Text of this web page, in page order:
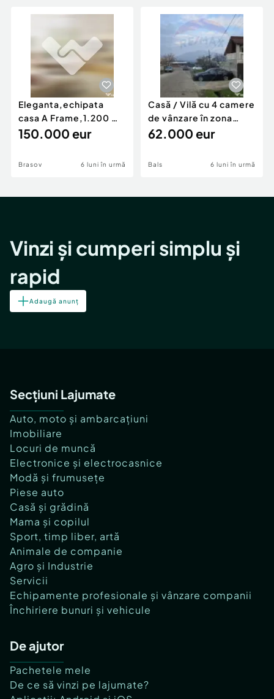
Eleganta,echipata
casa A Frame,1.200 mp
teren,deschidere Pia
150.000 eur
Brasov 6 luni în urmă
Casă / Vilă cu 4 camere
de vânzare în zona
Periferie
62.000 eur
Bals 6 luni în urmă
Vinzi și cumperi simplu și
rapid
Adaugă anunț
Secțiuni Lajumate
Auto, moto și ambarcațiuni
Imobiliare
Locuri de muncă
Electronice și electrocasnice
Modă și frumusețe
Piese auto
Casă și grădină
Mama și copilul
Sport, timp liber, artă
Animale de companie
Agro și Industrie
Servicii
Echipamente profesionale și vânzare companii
Închiriere bunuri și vehicule
De ajutor
Pachetele mele
De ce să vinzi pe lajumate?